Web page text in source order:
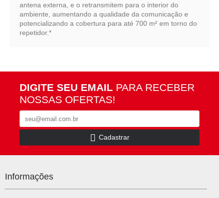
antena externa, e o retransmitem para o interior do
ambiente, aumentando a qualidade da comunicação e
potencializando a cobertura para até 700 m² em torno do
repetidor.*
DIGITE SEU EMAIL PARA RECEBER
NOSSAS OFERTAS!
Cadastrar
Informações